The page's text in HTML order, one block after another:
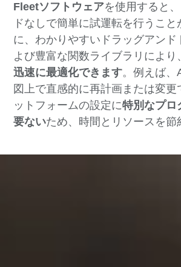
Fleetソフトウェアを使用すると
ドなしで簡単に試運転を行うこ
に、わかりやすいドラッグアンド
よび豊富な関数ライブラリにより
迅速に最適化できます。例えば、
図上で直感的に再計画または変更
ットフォームの設定に特別なプロ
要ないため、時間とリソースを節